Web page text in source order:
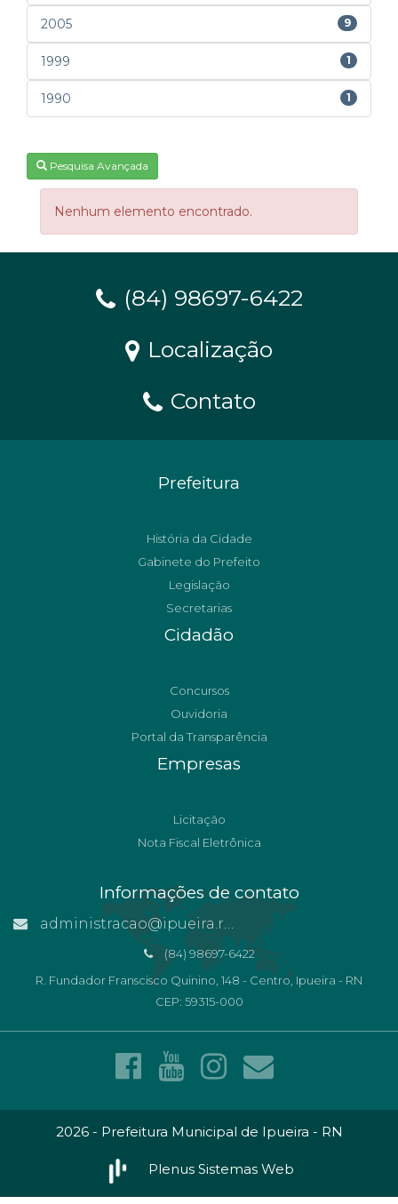
2005 9
1999 1
1990 1
Pesquisa Avançada
Nenhum elemento encontrado.
(84) 98697-6422
Localização
Contato
Prefeitura
História da Cidade
Gabinete do Prefeito
Legislação
Secretarias
Cidadão
Concursos
Ouvidoria
Portal da Transparência
Empresas
Licitação
Nota Fiscal Eletrônica
Informações de contato
administracao@ipueira.rn.gov.br
(84) 98697-6422
R. Fundador Franscisco Quinino, 148 - Centro, Ipueira - RN
CEP: 59315-000
2026 - Prefeitura Municipal de Ipueira - RN
Plenus Sistemas Web